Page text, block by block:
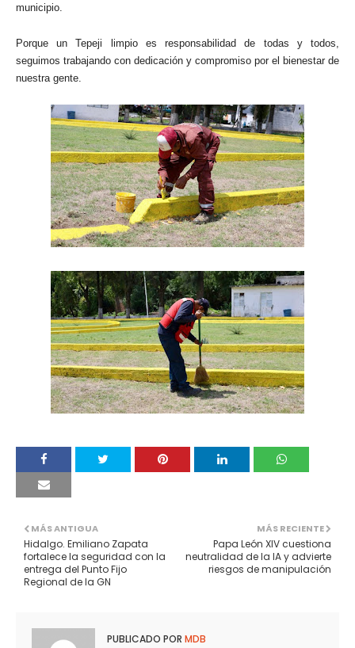
municipio.
Porque un Tepeji limpio es responsabilidad de todas y todos,
seguimos trabajando con dedicación y compromiso por el bienestar de
nuestra gente.
MÁS RECIENTE
Papa León XIV cuestiona
neutralidad de la IA y advierte
riesgos de manipulación
MÁS ANTIGUA
Hidalgo. Emiliano Zapata
fortalece la seguridad con la
entrega del Punto Fijo
Regional de la GN
PUBLICADO POR MDB